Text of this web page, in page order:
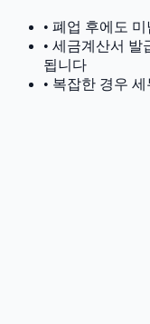
• 폐업 후에도
• 세금계산서 발
됩니다
• 복잡한 경우